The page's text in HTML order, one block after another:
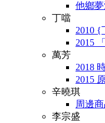
他鄉
丁噹
2010 {
2015
萬芳
2018
2015
辛曉琪
周邊
李宗盛